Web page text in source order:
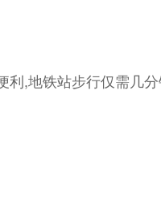
,地铁站步行仅需几